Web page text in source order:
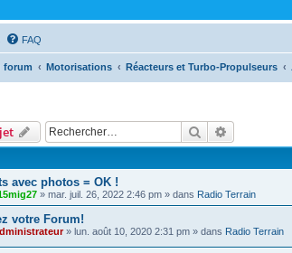
FAQ
forum Motorisations Réacteurs et Turbo-Propulseurs
Rechercher
avec photos = OK !
» mar. juil. 26, 2022 2:46 pm » dans Radio Terrain
votre Forum!
» lun. août 10, 2020 2:31 pm » dans Radio Terrain